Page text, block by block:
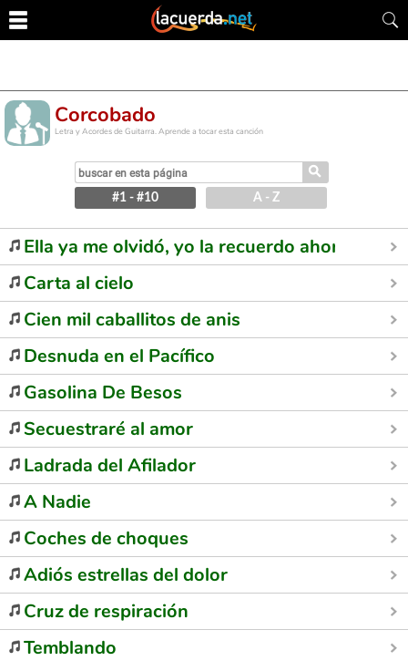
Corcobado
Letra y Acordes de Guitarra. Aprende a tocar esta canción
⚲
#1 - #10 A - Z
Ella ya me olvidó, yo la recuerdo ahora
Carta al cielo
Cien mil caballitos de anis
Desnuda en el Pacífico
Gasolina De Besos
Secuestraré al amor
Ladrada del Afilador
A Nadie
Coches de choques
Adiós estrellas del dolor
Cruz de respiración
Temblando